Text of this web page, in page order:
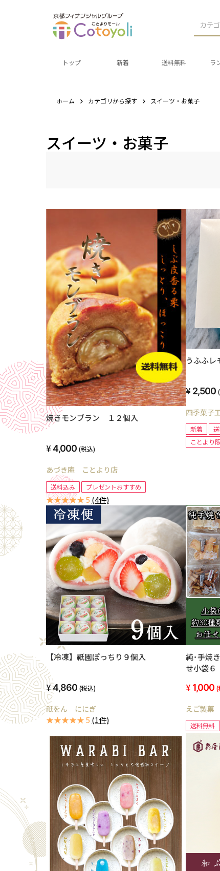
カテ
トップ 新着 送料無料 ラ
ホーム カテゴリから探す スイーツ・お菓子
スイーツ・お菓子
焼きモンブラン １２個入
4,000 (税込)
あづき庵 ことより店
送料込み プレゼントおすすめ
★★★★★ 5 (4件)
うふふレ
2,500
四季菓子
新着
ことより
【冷凍】祇園ぽっちり９個入
4,860 (税込)
祇をん ににぎ
★★★★★ 5 (1件)
純･手焼
せ小袋６
函】1,000 (
えご製菓
送料無料